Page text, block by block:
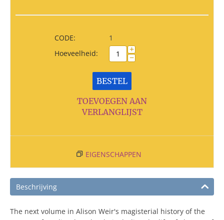
CODE:
1
Hoeveelheid:
+
−
BESTEL
TOEVOEGEN AAN
VERLANGLIJST
EIGENSCHAPPEN
Beschrijving
The next volume in Alison Weir's magisterial history of the